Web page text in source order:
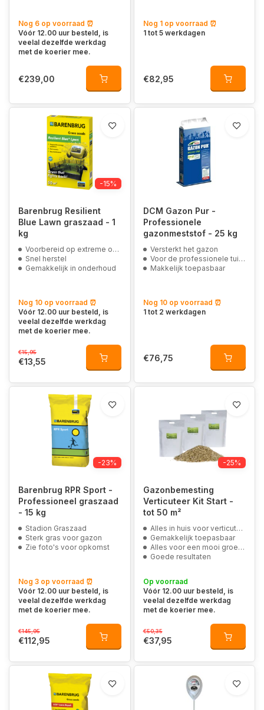
Nog 6 op voorraad ⏰
Vóór 12.00 uur besteld, is
veelal dezelfde werkdag
met de koerier mee.
€239,00
Nog 1 op voorraad ⏰
1 tot 5 werkdagen
€82,95
-15%
Barenbrug Resilient
Blue Lawn graszaad - 1
kg
Voorbereid op extreme omstandigheden
Snel herstel
Gemakkelijk in onderhoud
Nog 10 op voorraad ⏰
Vóór 12.00 uur besteld, is
veelal dezelfde werkdag
met de koerier mee.
€15,95
€13,55
DCM Gazon Pur -
Professionele
gazonmeststof - 25 kg
Versterkt het gazon
Voor de professionele tuinder
Makkelijk toepasbaar
Nog 10 op voorraad ⏰
1 tot 2 werkdagen
€76,75
-23%
Barenbrug RPR Sport -
Professioneel graszaad
- 15 kg
Stadion Graszaad
Sterk gras voor gazon
Zie foto's voor opkomst
Nog 3 op voorraad ⏰
Vóór 12.00 uur besteld, is
veelal dezelfde werkdag
met de koerier mee.
€145,95
€112,95
-25%
Gazonbemesting
Verticuteer Kit Start -
tot 50 m²
Alles in huis voor verticuteren
Gemakkelijk toepasbaar
Alles voor een mooi groen gazon
Goede resultaten
Op voorraad
Vóór 12.00 uur besteld, is
veelal dezelfde werkdag
met de koerier mee.
€50,35
€37,95